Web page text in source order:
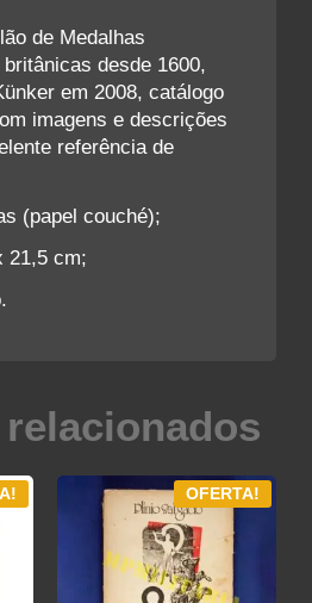
de Medalhas
desde 1600,
em 2008, catálogo
imagens e descrições
referência de
(papel couché);
21,5 cm;
OFERTA!